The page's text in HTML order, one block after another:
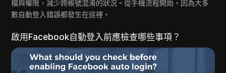
檔與權限，減少跨帳號混淆的狀況。從手機流程開始，因為大多
數自動登入錯誤都發生在這裡。
啟用Facebook自動登入前應檢查哪些事項？